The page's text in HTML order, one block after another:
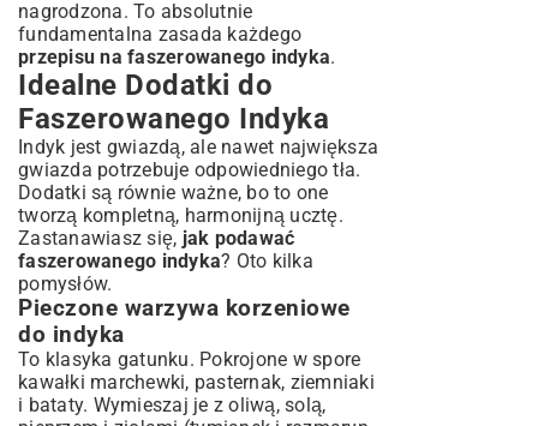
nagrodzona. To absolutnie
fundamentalna zasada każdego
przepisu na faszerowanego indyka.
Idealne Dodatki do
Faszerowanego Indyka
Indyk jest gwiazdą, ale nawet największa
gwiazda potrzebuje odpowiedniego tła.
Dodatki są równie ważne, bo to one
tworzą kompletną, harmonijną ucztę.
Zastanawiasz się, jak podawać
faszerowanego indyka? Oto kilka
pomysłów.
Pieczone warzywa korzeniowe
do indyka
To klasyka gatunku. Pokrojone w spore
kawałki marchewki, pasternak, ziemniaki
i bataty. Wymieszaj je z oliwą, solą,